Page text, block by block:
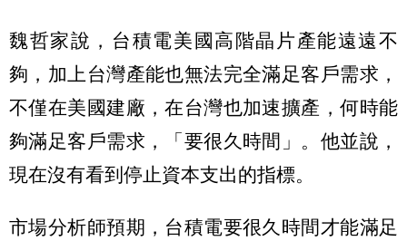
魏哲家說，台積電美國高階晶片產能遠遠不
夠，加上台灣產能也無法完全滿足客戶需求，
不僅在美國建廠，在台灣也加速擴產，何時能
夠滿足客戶需求，「要很久時間」。他並說，
現在沒有看到停止資本支出的指標。
市場分析師預期，台積電要很久時間才能滿足